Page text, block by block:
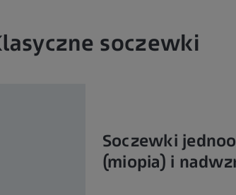
soczewki
Soczewki
(miopia) i